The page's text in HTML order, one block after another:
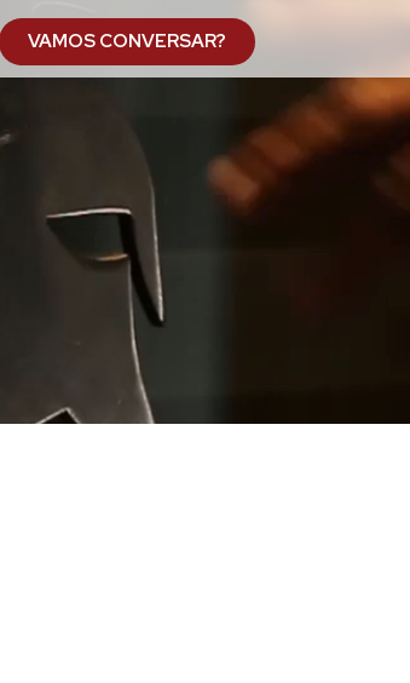
VAMOS CONVERSAR?